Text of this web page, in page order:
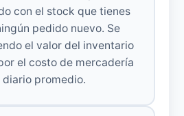
con el stock que tienes
pedido nuevo. Se
el valor del inventario
el costo de mercadería
promedio.